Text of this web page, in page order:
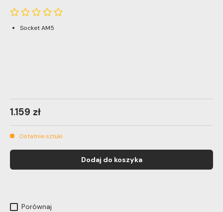
Socket AM5
1.159 zł
Ostatnie sztuki
Dodaj do koszyka
Porównaj